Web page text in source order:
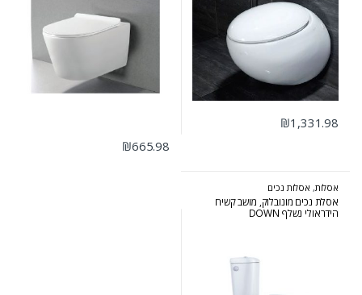
₪1,331.98
₪665.98
אסלות, אסלות נכים
אסלת נכים מונובלוק, מושב קשיח
הידראולי נשלף DOWN